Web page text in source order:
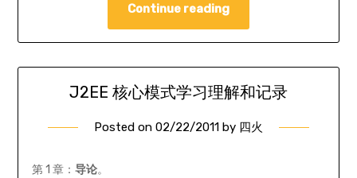
Continue reading
J2EE 核心模式学习理解和记录
Posted on 02/22/2011 by 四火
第 1 章： 导论。